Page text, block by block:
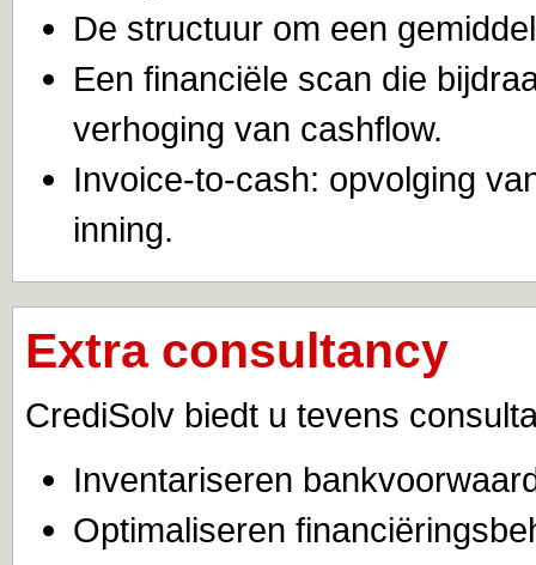
De structuur om een
Een financiële scan die
verhoging van cashflow.
Invoice-to-cash: opvolging
inning.
Extra consultancy
CrediSolv biedt u tevens
Inventariseren
Optimaliseren